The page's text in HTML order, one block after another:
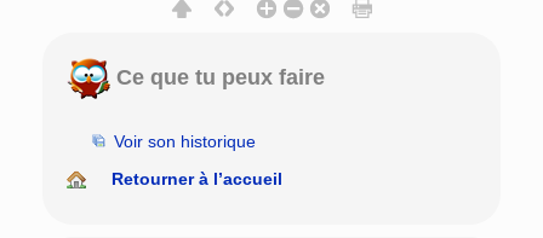
Ce que tu peux faire
Voir son historique
Retourner à l’accueil